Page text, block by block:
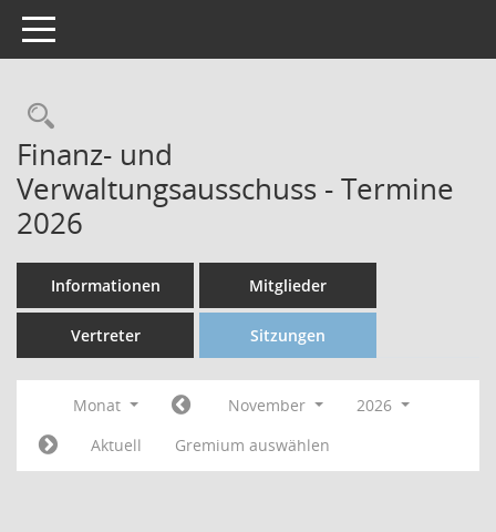
Toggle navigation
Finanz- und
Verwaltungsausschuss - Termine
2026
Informationen Mitglieder
Vertreter Sitzungen
Monat November
2026
Aktuell
Gremium auswählen